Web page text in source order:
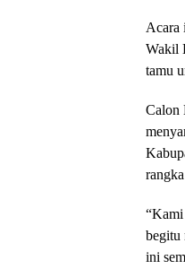
Acara
Wakil
tamu
Calon
begitu
ini